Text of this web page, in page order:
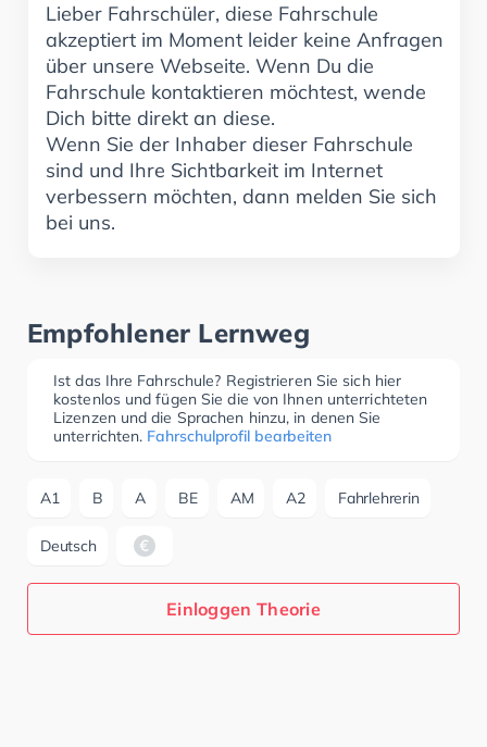
Lieber Fahrschüler, diese Fahrschule
akzeptiert im Moment leider keine Anfragen
über unsere Webseite. Wenn Du die
Fahrschule kontaktieren möchtest, wende
Dich bitte direkt an diese.
Wenn Sie der Inhaber dieser Fahrschule
sind und Ihre Sichtbarkeit im Internet
verbessern möchten, dann melden Sie sich
bei uns.
Empfohlener Lernweg
Ist das Ihre Fahrschule? Registrieren Sie sich hier
kostenlos und fügen Sie die von Ihnen unterrichteten
Lizenzen und die Sprachen hinzu, in denen Sie
unterrichten. Fahrschulprofil bearbeiten
A1 B A BE AM A2 Fahrlehrerin
Deutsch
Einloggen Theorie